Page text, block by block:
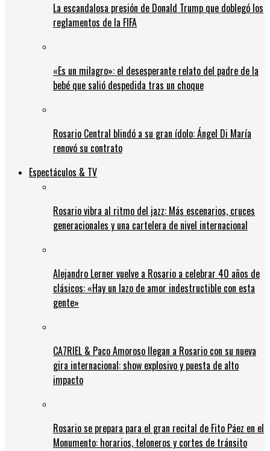
La escandalosa presión de Donald Trump que doblegó los
reglamentos de la FIFA
«Es un milagro»: el desesperante relato del padre de la
bebé que salió despedida tras un choque
Rosario Central blindó a su gran ídolo: Ángel Di María
renovó su contrato
Espectáculos & TV
Rosario vibra al ritmo del jazz: Más escenarios, cruces
generacionales y una cartelera de nivel internacional
Alejandro Lerner vuelve a Rosario a celebrar 40 años de
clásicos: «Hay un lazo de amor indestructible con esta
gente»
CA7RIEL & Paco Amoroso llegan a Rosario con su nueva
gira internacional: show explosivo y puesta de alto
impacto
Rosario se prepara para el gran recital de Fito Páez en el
Monumento: horarios, teloneros y cortes de tránsito